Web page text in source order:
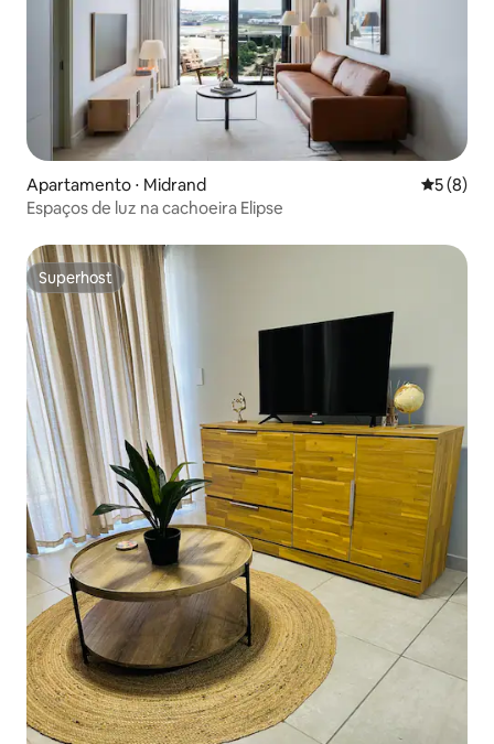
Apartamento ⋅ Midrand 5 de
5 (8)
Espaços de luz na cachoeira Elipse
Superhost
Superhost